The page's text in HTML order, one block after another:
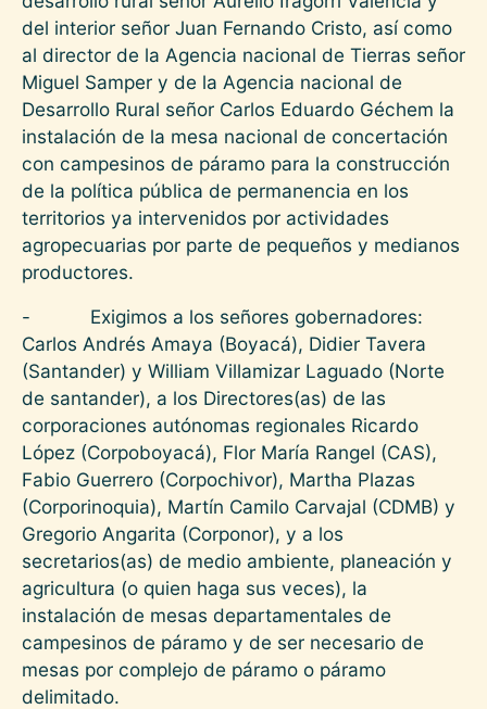
del interior señor Juan Fernando Cristo, así como
al director de la Agencia nacional de Tierras señor
Miguel Samper y de la Agencia nacional de
Desarrollo Rural señor Carlos Eduardo Géchem la
instalación de la mesa nacional de concertación
con campesinos de páramo para la construcción
de la política pública de permanencia en los
territorios ya intervenidos por actividades
agropecuarias por parte de pequeños y medianos
productores.
- Exigimos a los señores gobernadores:
Carlos Andrés Amaya (Boyacá), Didier Tavera
(Santander) y William Villamizar Laguado (Norte
de santander), a los Directores(as) de las
corporaciones autónomas regionales Ricardo
López (Corpoboyacá), Flor María Rangel (CAS),
Fabio Guerrero (Corpochivor), Martha Plazas
(Corporinoquia), Martín Camilo Carvajal (CDMB) y
Gregorio Angarita (Corponor), y a los
secretarios(as) de medio ambiente, planeación y
agricultura (o quien haga sus veces), la
instalación de mesas departamentales de
campesinos de páramo y de ser necesario de
mesas por complejo de páramo o páramo
delimitado.